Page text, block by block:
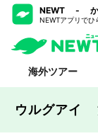
NEWT - かし
NEWTアプリでひ
海外ツアー
ウルグアイ